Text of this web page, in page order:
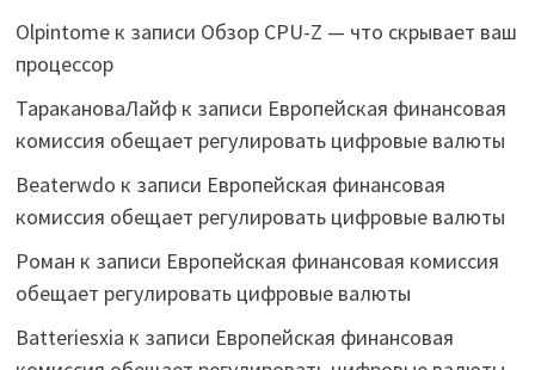
Olpintomeк записи Обзор CPU-Z — что скрывает ваш
процессор
ТаракановаЛайфк записи Европейская финансовая
комиссия обещает регулировать цифровые валюты
Beaterwdo к записи Европейская финансовая
комиссия обещает регулировать цифровые валюты
Роман к записи Европейская финансовая комиссия
обещает регулировать цифровые валюты
Batteriesxia к записи Европейская финансовая